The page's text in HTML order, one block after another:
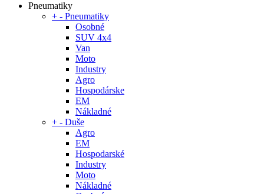
Pneumatiky
+ - Pneumatiky
Osobné
SUV 4x4
Van
Moto
Industry
Agro
Hospodárske
EM
Nákladné
+ - Duše
Agro
EM
Hospodarské
Industry
Moto
Nákladné